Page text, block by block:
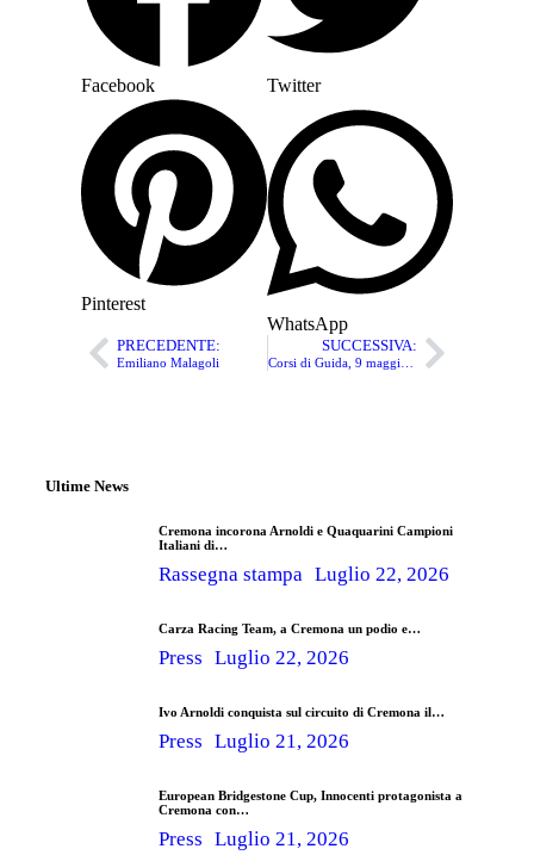
Facebook Twitter
Pinterest
WhatsApp
PRECEDENTE:
Emiliano Malagoli
SUCCESSIVA:
Ultime News
Cremona incorona Arnoldi e Quaquarini Campioni
Italiani di…
Rassegna stampa Luglio 22, 2026
Carza Racing Team, a Cremona un podio e…
Press Luglio 22, 2026
Ivo Arnoldi conquista sul circuito di Cremona il…
Press Luglio 21, 2026
European Bridgestone Cup, Innocenti protagonista a
Cremona con…
Press Luglio 21, 2026